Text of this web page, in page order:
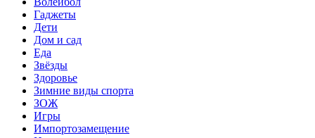
Гаджеты
Дети
Дом и сад
Еда
Звёзды
Здоровье
Зимние виды спорта
ЗОЖ
Игры
Импортозамещение